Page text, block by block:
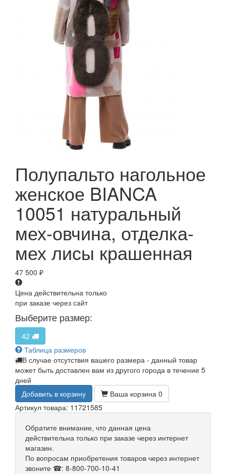
Полупальто нагольное
женское BIANCA
10051 натуральный
мех-овчина, отделка-
мех лисы крашенная
47 500 ₽
Цена действительна только
при заказе через сайт
Выберите размер:
42
Таблица размеров
В случае отсутствия вашего размера - данный товар
может быть доставлен вам из другого города в течение 5
дней
Добавить в корзину
Ваша корзина 0
Артикул товара: 11721585
Обратите внимание, что данная цена
действительна только при заказе через интернет
магазин.
По вопросам приобретения товаров через интернет
звоните ☎: 8-800-700-10-41